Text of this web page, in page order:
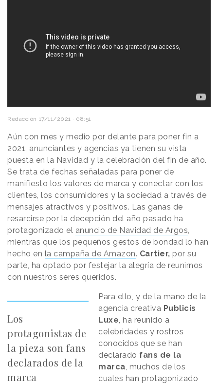
Redacción 17/11/2021 · 08:51
Aún con mes y medio por delante para poner fin a
2021, anunciantes y agencias ya tienen su vista
puesta en la Navidad y la celebración del fin de año.
Se trata de fechas señaladas para poner de
manifiesto los valores de marca y conectar con los
clientes, los consumidores y la sociedad a través de
mensajes atractivos y positivos. Las ganas de
resarcirse por la decepción del año pasado ha
protagonizado el anuncio de Navidad de Argos,
mientras que los pequeños gestos de bondad lo han
hecho en la campaña de Amazon. Cartier, por su
parte, ha optado por festejar la alegría de reunirnos
con nuestros seres queridos.
Los
protagonistas de
la pieza son fans
declarados de la
marca
Para ello, y de la mano de la
agencia creativa Publicis
Luxe, ha reunido a
celebridades y rostros
conocidos que se han
declarado fans de la
marca, muchos de los
cuales han protagonizado